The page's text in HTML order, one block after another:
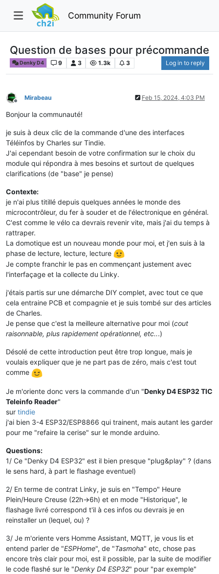
Community Forum
Question de bases pour précommande
Denky D4 9 3 1.3k 3 Log in to reply
Offline
Mirabeau Feb 15, 2024, 4:03 PM
Bonjour la communauté!
je suis à deux clic de la commande d'une des interfaces
Téléinfos by Charles sur Tindie.
J'ai cependant besoin de votre confirmation sur le choix du
module qui répondra à mes besoins et surtout de quelques
clarifications (de "base" je pense)
Contexte:
je n'ai plus titillé depuis quelques années le monde des
microcontrôleur, du fer à souder et de l'électronique en général.
C'est comme le vélo ca devrais revenir vite, mais j'ai du temps à
rattraper.
La domotique est un nouveau monde pour moi, et j'en suis à la
phase de lecture, lecture, lecture
Je compte franchir le pas en commençant justement avec
l'interfaçage et la collecte du Linky.
j'étais partis sur une démarche DIY complet, avec tout ce que
cela entraine PCB et compagnie et je suis tombé sur des articles
de Charles.
Je pense que c'est la meilleure alternative pour moi (cout
raisonnable, plus rapidement opérationnel, etc...)
Désolé de cette introduction peut être trop longue, mais je
voulais expliquer que je ne part pas de zéro, mais c'est tout
comme
Je m'oriente donc vers la commande d'un "Denky D4 ESP32 TIC
Teleinfo Reader"
sur tindie
j'ai bien 3-4 ESP32/ESP8866 qui trainent, mais autant les garder
pour me "refaire la cerise" sur le monde arduino.
Questions:
1/ Ce "Denky D4 ESP32" est il bien presque "plug&play" ? (dans
le sens hard, à part le flashage eventuel)
2/ En terme de contrat Linky, je suis en "Tempo" Heure
Plein/Heure Creuse (22h->6h) et en mode "Historique", le
flashage livré correspond t'il à ces infos ou devrais je en
reinstaller un (lequel, ou) ?
3/ Je m'oriente vers Homme Assistant, MQTT, je vous lis et
entend parler de "ESPHome", de "Tasmoha" etc, chose pas
encore très clair pour moi, est il possible, par la suite de modifier
le code flashé sur le "Denky D4 ESP32" pour "par exemple"